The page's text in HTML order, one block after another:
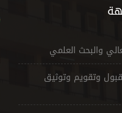
والبحث العلمي
وتقويم وتوثيق